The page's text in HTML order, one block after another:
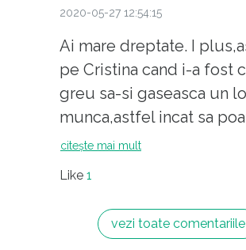
2020-05-27 12:54:15
Ai mare dreptate. I
pe Cristina cand i-a fost
greu sa-si gaseasca un
munca,astfel incat sa
acest "sfat"?
citește mai mult
Like 1
vezi toate comentariile